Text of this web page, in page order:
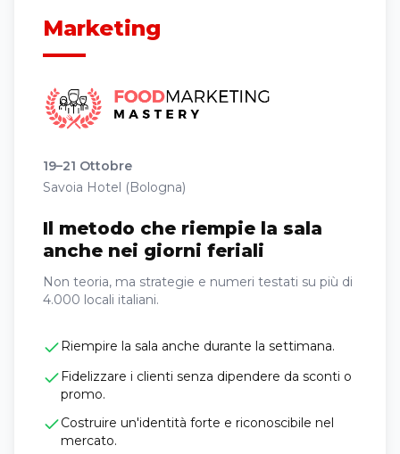
Marketing
19–21 Ottobre
Savoia Hotel (Bologna)
Il metodo che riempie la sala
anche nei giorni feriali
Non teoria, ma strategie e numeri testati su più di
4.000 locali italiani.
Riempire la sala anche durante la settimana.
Fidelizzare i clienti senza dipendere da sconti o
promo.
Costruire un'identità forte e riconoscibile nel
mercato.